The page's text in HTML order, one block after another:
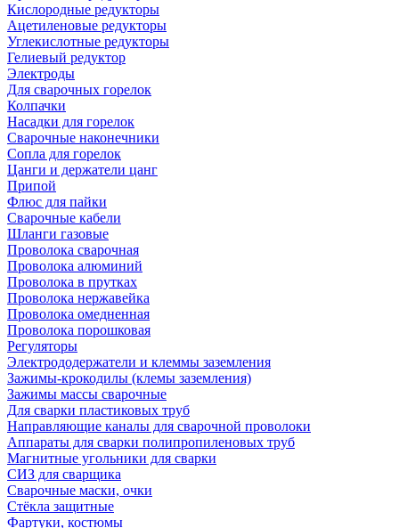
Кислородные редукторы
Ацетиленовые редукторы
Углекислотные редукторы
Гелиевый редуктор
Электроды
Для сварочных горелок
Колпачки
Насадки для горелок
Сварочные наконечники
Сопла для горелок
Цанги и держатели цанг
Припой
Флюс для пайки
Сварочные кабели
Шланги газовые
Проволока сварочная
Проволока алюминий
Проволока в прутках
Проволока нержавейка
Проволока омедненная
Проволока порошковая
Регуляторы
Электрододержатели и клеммы заземления
Зажимы-крокодилы (клемы заземления)
Зажимы массы сварочные
Для сварки пластиковых труб
Направляющие каналы для сварочной проволоки
Аппараты для сварки полипропиленовых труб
Магнитные угольники для сварки
СИЗ для сварщика
Сварочные маски, очки
Стёкла защитные
Фартуки, костюмы